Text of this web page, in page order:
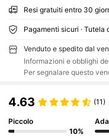
Resi gratuiti entro 30
Pagamenti sicuri · Tutela
Venduto e spedito dal
Informazioni e obblighi
Per segnalare questo
4.63 (11)
Piccolo
10%